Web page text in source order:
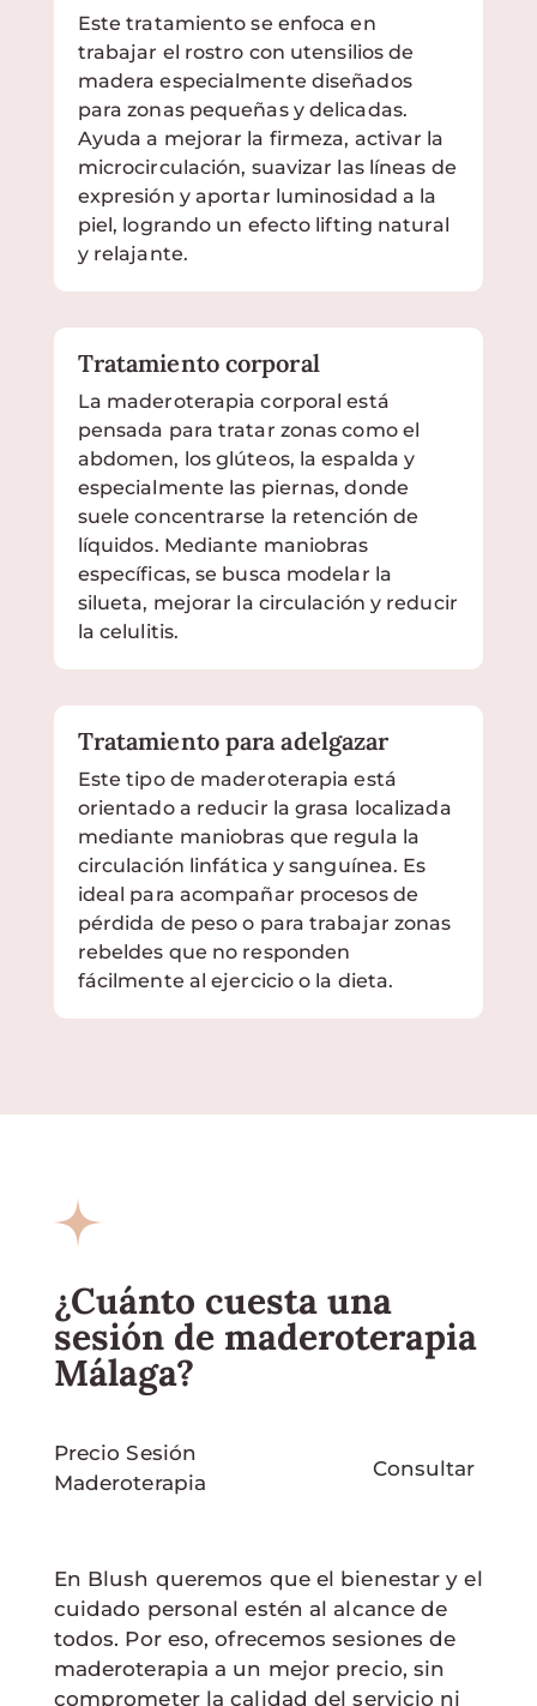
Este tratamiento se enfoca en
trabajar el rostro con utensilios de
madera especialmente diseñados
para zonas pequeñas y delicadas.
Ayuda a mejorar la firmeza, activar la
microcirculación, suavizar las líneas de
expresión y aportar luminosidad a la
piel, logrando un efecto lifting natural
y relajante.
Tratamiento corporal
La maderoterapia corporal está
pensada para tratar zonas como el
abdomen, los glúteos, la espalda y
especialmente las piernas, donde
suele concentrarse la retención de
líquidos. Mediante maniobras
específicas, se busca modelar la
silueta, mejorar la circulación y reducir
la celulitis.
Tratamiento para adelgazar
Este tipo de maderoterapia está
orientado a reducir la grasa localizada
mediante maniobras que regula la
circulación linfática y sanguínea. Es
ideal para acompañar procesos de
pérdida de peso o para trabajar zonas
rebeldes que no responden
fácilmente al ejercicio o la dieta.
¿Cuánto cuesta una
sesión de maderoterapia
Málaga?
Precio Sesión
Maderoterapia
Consultar
En Blush queremos que el bienestar y el
cuidado personal estén al alcance de
todos. Por eso, ofrecemos sesiones de
maderoterapia a un mejor precio, sin
comprometer la calidad del servicio ni